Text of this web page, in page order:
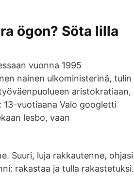
ögon? Söta lilla
vuonna 1995
nainen ulkoministerinä, tulin
aristokratiaan,
vuotiaana Valo googletti
lesbo, vaan
Suuri, luja rakkautenne, ohjasi
rakastaa ja tulla rakastetuksi.